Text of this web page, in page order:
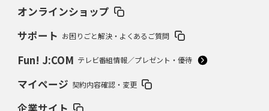
オンラインショップ
サポート お困りごと解決・よくあるご質問
Fun! J:COM テレビ番組情報／プレゼント・優待
マイページ 契約内容確認・変更